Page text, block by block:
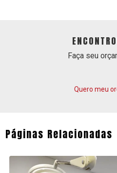
Faça seu
Quero meu
Páginas Relacionadas